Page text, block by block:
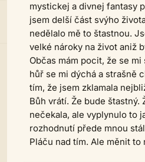
mystickej a divnej fantasy
jsem delší část svýho
nedělalo mě to štastnou.
velké nároky na život aniž
Občas mám pocit, že se
hůř se mi dýchá a strašně
tím, že jsem zklamala
Bůh vrátí. Že bude
nečekala, ale vyplynulo to
rozhodnutí přede mnou
Pláču nad tím. Ale měnit